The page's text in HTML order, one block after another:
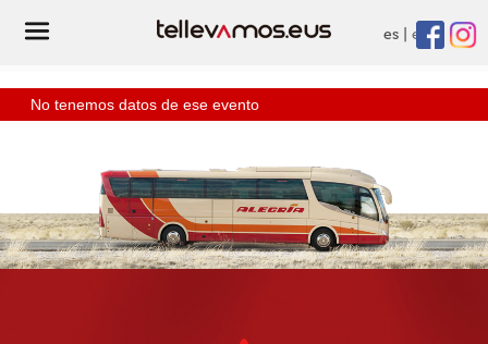
es eu
No tenemos datos de ese evento